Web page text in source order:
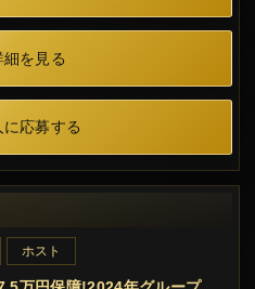
を見る
に応募する
ホスト